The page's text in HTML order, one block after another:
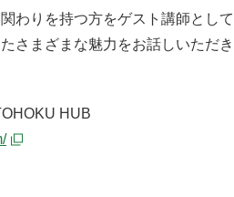
わりを持つ方をゲスト講師とし
さまざまな魅力をお話しいただ
HUB